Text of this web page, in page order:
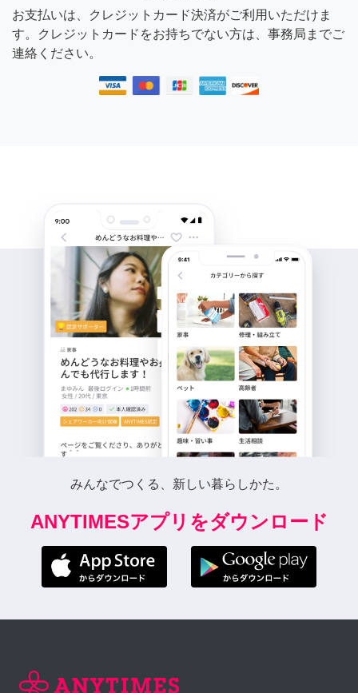
お支払いは、クレジットカード決済がご利用いただけま
す。クレジットカードをお持ちでない方は、事務局までご
連絡ください。
みんなでつくる、新しい暮らしかた。
ANYTIMESアプリをダウンロード